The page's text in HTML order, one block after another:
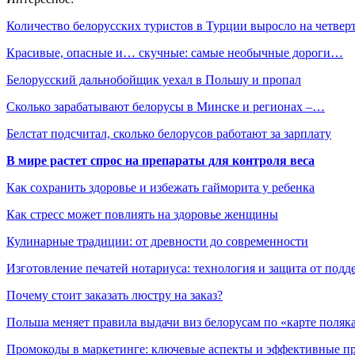
Количество белорусских туристов в Турции выросло на
Красивые, опасные и… скучные: самые необычные дороги…
Белорусский дальнобойщик уехал в Польшу и пропал
Сколько зарабатывают белорусы в Минске и регионах –…
Белстат подсчитал, сколько белорусов работают за зарплату
В мире растет спрос на препараты для контроля веса
Как сохранить здоровье и избежать гайморита у ребенка
Как стресс может повлиять на здоровье женщины
Кулинарные традиции: от древности до современности
Изготовление печатей нотариуса: технология и защита от
Почему стоит заказать люстру на заказ?
Польша меняет правила выдачи виз белорусам по «карте
Промокоды в маркетинге: ключевые аспекты и эффективные